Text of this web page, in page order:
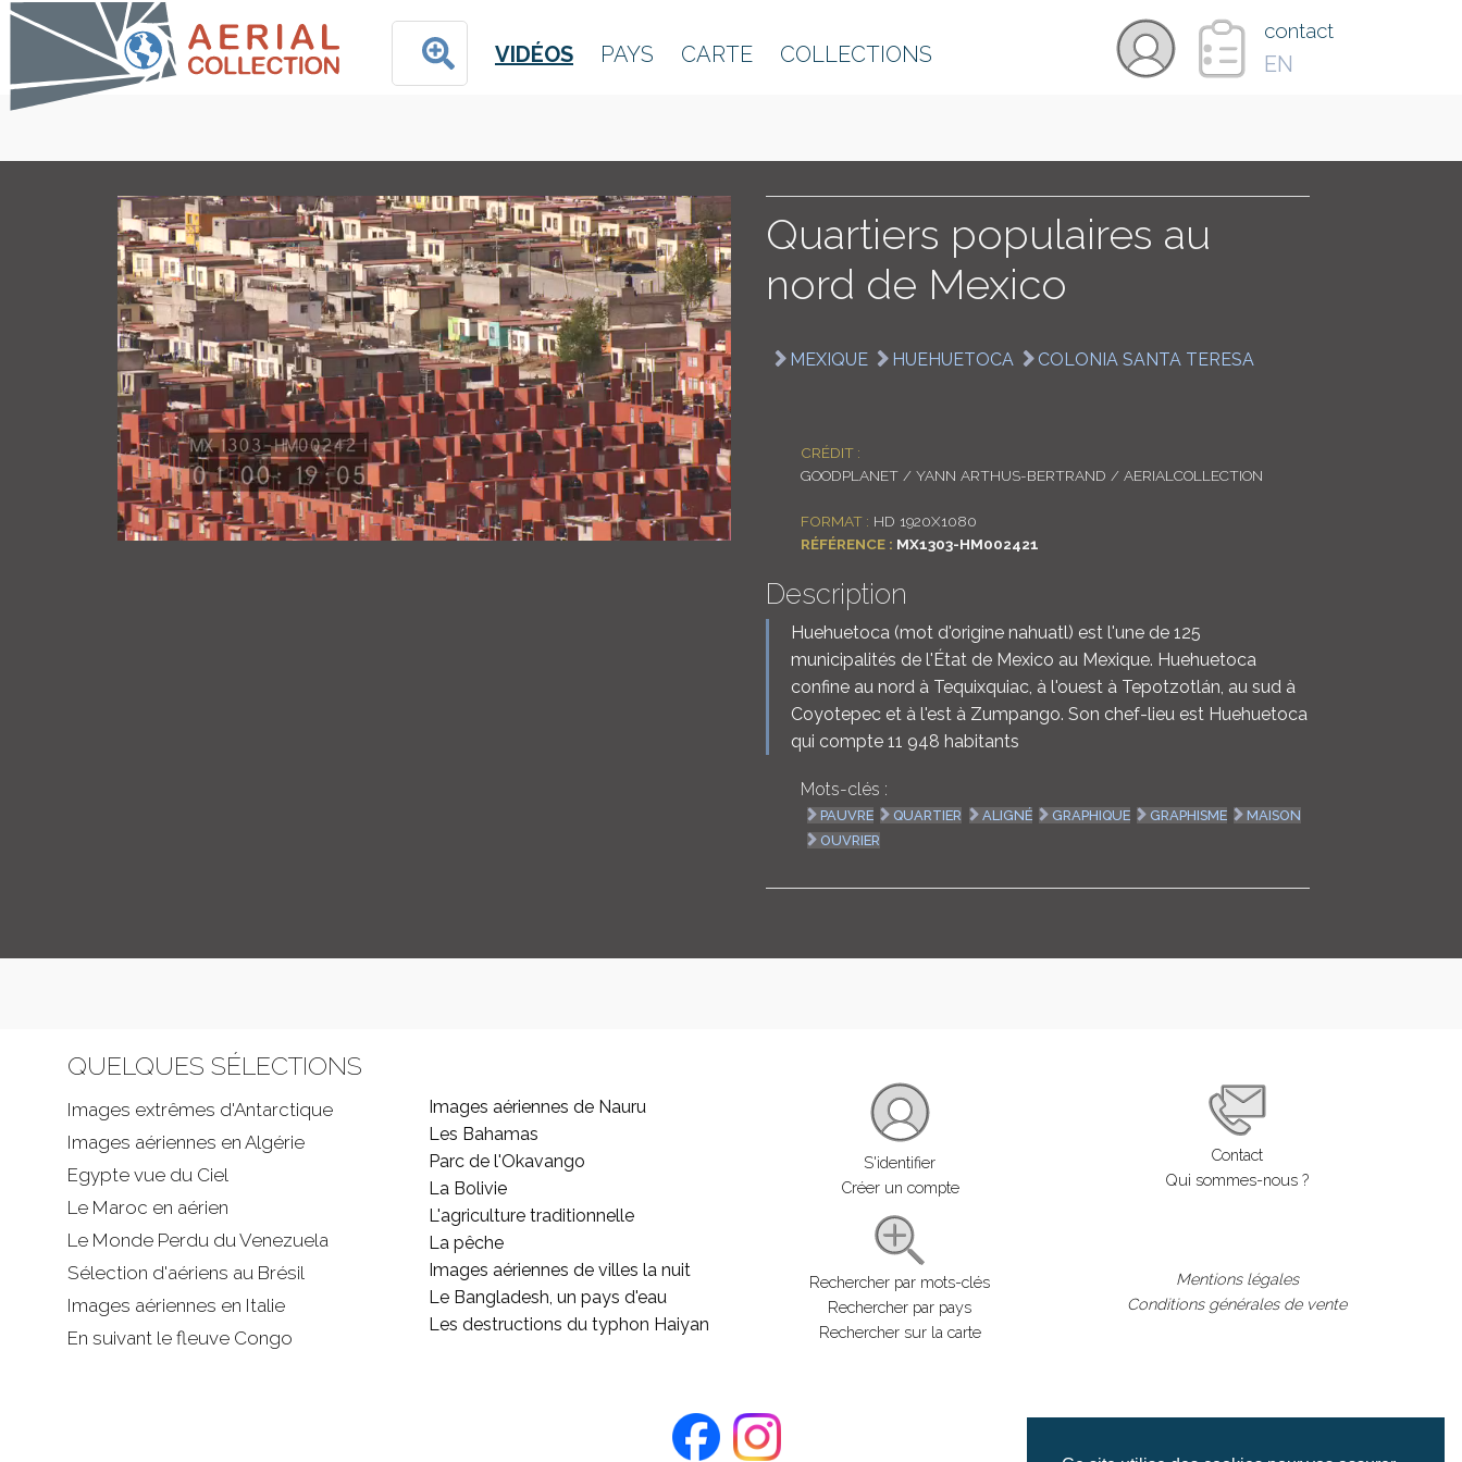
VIDÉOS PAYS CARTE COLLECTIONS
contact
EN
COLLECTIONS
Quartiers populaires au
nord de Mexico
MEXIQUE HUEHUETOCA COLONIA SANTA TERESA
CRÉDIT :
GOODPLANET / YANN ARTHUS-BERTRAND / AERIALCOLLECTION
FORMAT : HD 1920X1080
RÉFÉRENCE : MX1303-HM002421
Description
Huehuetoca (mot d'origine nahuatl) est l'une de 125
municipalités de l'État de Mexico au Mexique. Huehuetoca
confine au nord à Tequixquiac, à l'ouest à Tepotzotlán, au sud à
Coyotepec et à l'est à Zumpango. Son chef-lieu est Huehuetoca
qui compte 11 948 habitants
Mots-clés :
PAUVRE QUARTIER ALIGNÉ GRAPHIQUE GRAPHISME
MAISON
OUVRIER
QUELQUES SÉLECTIONS
Images extrêmes d'Antarctique
Images aériennes en Algérie
Egypte vue du Ciel
Le Maroc en aérien
Le Monde Perdu du Venezuela
Sélection d'aériens au Brésil
Images aériennes en Italie
En suivant le fleuve Congo
Images aériennes de Nauru
Les Bahamas
Parc de l'Okavango
La Bolivie
L'agriculture traditionnelle
La pêche
Images aériennes de villes la nuit
Le Bangladesh, un pays d'eau
Les destructions du typhon Haiyan
S'identifier
Créer un compte
Rechercher par mots-clés
Rechercher par pays
Rechercher sur la carte
Contact
Qui sommes-nous ?
Mentions légales
Conditions générales de vente